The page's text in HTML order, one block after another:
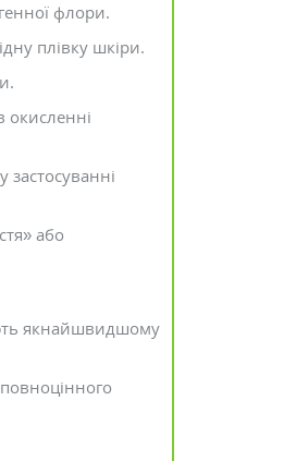
флори.
плівку шкіри.
окисленні
або
якнайшвидшому